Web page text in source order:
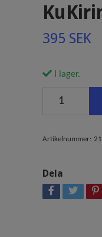
395 SEK
I lager.
Artikelnummer:
Dela